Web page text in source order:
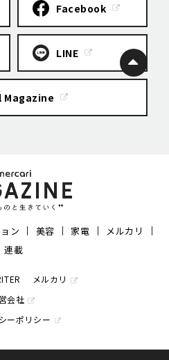
Facebook
LINE
Magazine
ン 美容 家電
メルカリ
連載
メルカリ
会社
ーポリシー